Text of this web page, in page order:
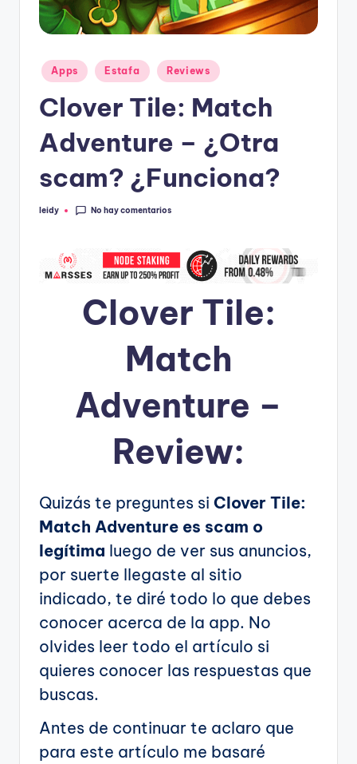
Publicado
en
Apps Estafa Reviews
Clover Tile: Match
Adventure – ¿Otra
scam? ¿Funciona?
Publicado
leidy No hay comentarios
Clover Tile:
Match
Adventure –
Review:
Quizás te preguntes si Clover Tile:
Match Adventure es scam o
legítima luego de ver sus anuncios,
por suerte llegaste al sitio
indicado, te diré todo lo que debes
conocer acerca de la app. No
olvides leer todo el artículo si
quieres conocer las respuestas que
buscas.
Antes de continuar te aclaro que
para este artículo me basaré